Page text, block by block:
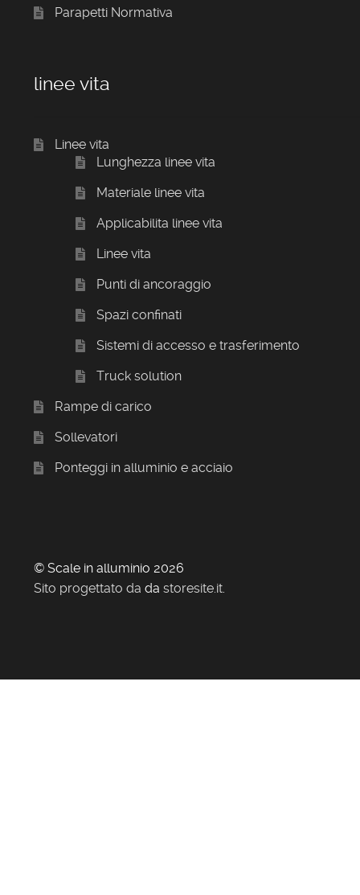
Parapetti Normativa
linee vita
Linee vita
Lunghezza linee vita
Materiale linee vita
Applicabilita linee vita
Linee vita
Punti di ancoraggio
Spazi confinati
Sistemi di accesso e trasferimento
Truck solution
Rampe di carico
Sollevatori
Ponteggi in alluminio e acciaio
© Scale in alluminio 2026
Sito progettato da da storesite.it.